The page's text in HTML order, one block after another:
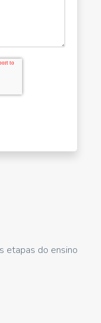
etapas do ensino